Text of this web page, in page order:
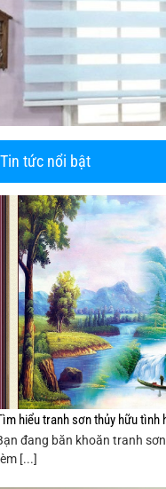
Tin tức nổi bật
hiểu tranh sơn thủy hữu tình
đang băn khoăn tranh
[...]